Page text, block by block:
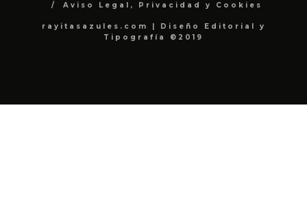
Aviso Legal, Privacidad y Cookies
rayitasazules.com | Diseño Editorial y
Tipografía ©2019